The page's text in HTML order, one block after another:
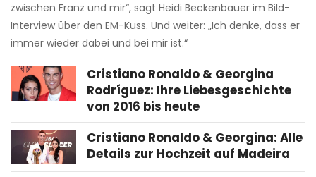
zwischen Franz und mir“, sagt Heidi Beckenbauer im Bild-
Interview über den EM-Kuss. Und weiter: „Ich denke, dass er
immer wieder dabei und bei mir ist.“
Cristiano Ronaldo & Georgina
Rodríguez: Ihre Liebesgeschichte
von 2016 bis heute
Cristiano Ronaldo & Georgina: Alle
Details zur Hochzeit auf Madeira